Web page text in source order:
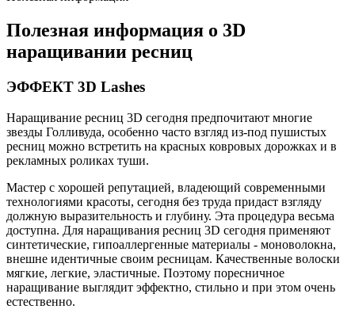
Полезная информация о 3D
наращивании ресниц
ЭФФЕКТ 3D Lashes
Наращивание ресниц 3D сегодня предпочитают многие
звезды Голливуда, особенно часто взгляд из-под пушистых
ресниц можно встретить на красных ковровых дорожках и в
рекламных роликах туши.
Мастер с хорошей репутацией, владеющий современными
технологиями красоты, сегодня без труда придаст взгляду
должную выразительность и глубину. Эта процедура весьма
доступна. Для наращивания ресниц 3D сегодня применяют
синтетические, гипоаллергенные материалы - моноволокна,
внешне идентичные своим ресницам. Качественные волоски
мягкие, легкие, эластичные. Поэтому поресничное
наращивание выглядит эффектно, стильно и при этом очень
естественно.